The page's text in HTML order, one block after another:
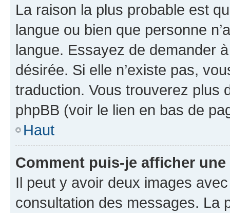
La raison la plus probable est
langue ou bien que personne
langue. Essayez de demander
désirée. Si elle n’existe pas,
traduction. Vous trouverez plus
phpBB (voir le lien en bas de
Haut
Comment puis-je afficher
Il peut y avoir deux images
consultation des messages. La